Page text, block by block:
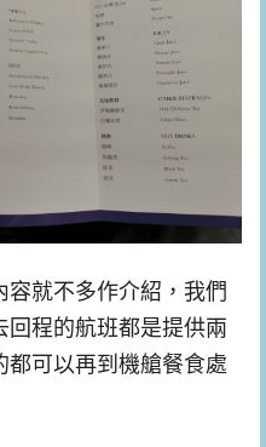
容就不多作介紹，我們
程的航班都是提供兩
可以再到機艙餐食處